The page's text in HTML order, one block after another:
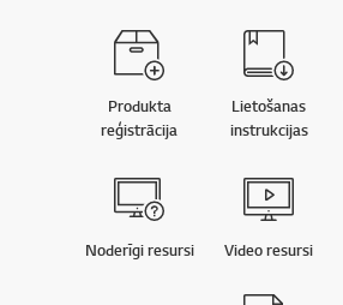
Produkta
reģistrācija
Lietošanas
instrukcijas
Noderīgi resursi Video resursi